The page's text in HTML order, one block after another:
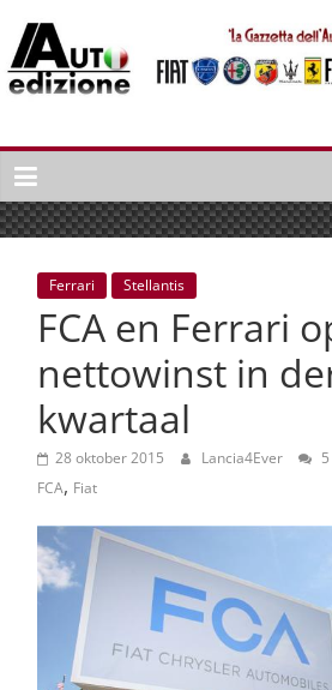
naar
inhoud
Auto
Edizione
La
Gazetta
dell'Automobile
Italiana
autonieuws
lifestyle
Ferrari Stellantis
FCA en Ferrari
nettowinst in
kwartaal
28 oktober 2015 Lancia4Ever
FCA, Fiat